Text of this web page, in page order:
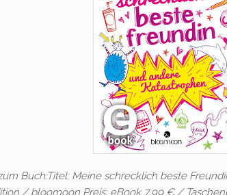
Buch:Titel: Meine schrecklich beste
/ bloomoon Preis: eBook 7,99 € /